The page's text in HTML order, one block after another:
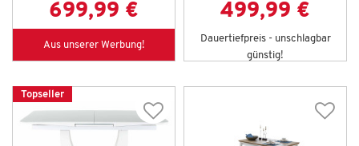
699,99 €
Aus unserer Werbung!
499,99 €
Dauertiefpreis - unschlagbar
günstig!
Topseller